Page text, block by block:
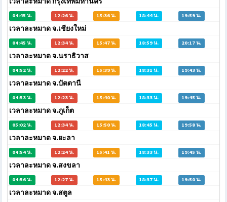
04:45 น. 12:26 น. 15:36 น. 18:44 น. 19:59 น.
เวลาละหมาด จ.เชียงใหม่
04:45 น. 12:34 น. 15:47 น. 18:59 น. 20:17 น.
เวลาละหมาด จ.นราธิวาส
04:52 น. 12:22 น. 15:39 น. 18:31 น. 19:43 น.
เวลาละหมาด จ.ปัตตานี
04:53 น. 12:23 น. 15:40 น. 18:33 น. 19:45 น.
เวลาละหมาด จ.ภูเก็ต
05:02 น. 12:34 น. 15:50 น. 18:45 น. 19:58 น.
เวลาละหมาด จ.ยะลา
04:54 น. 12:24 น. 15:41 น. 18:33 น. 19:45 น.
เวลาละหมาด จ.สงขลา
04:56 น. 12:27 น. 15:43 น. 18:37 น. 19:50 น.
เวลาละหมาด จ.สตูล